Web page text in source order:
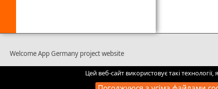
Цей веб-сайт використовує такі
Welcome App Germany project website